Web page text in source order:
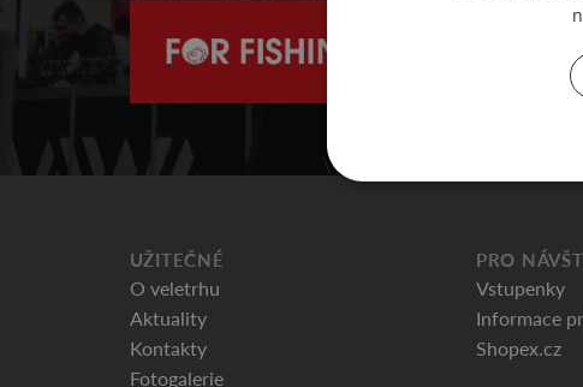
UŽITEČNÉ
O veletrhu
Aktuality
Kontakty
Fotogalerie
PRO
Vstupenky
Informace
Shopex.cz